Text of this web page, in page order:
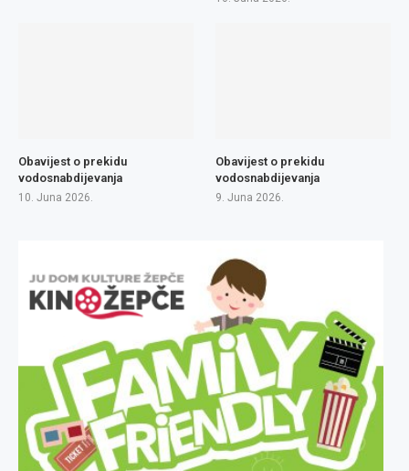
Obavijest o prekidu
vodosnabdijevanja
10. Juna 2026.
Obavijest o prekidu
vodosnabdijevanja
9. Juna 2026.